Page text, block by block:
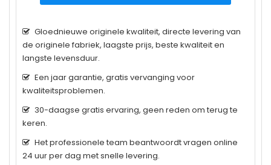
Gloednieuwe originele kwaliteit, directe levering van
de originele fabriek, laagste prijs, beste kwaliteit en
langste levensduur.
Een jaar garantie, gratis vervanging voor
kwaliteitsproblemen.
30-daagse gratis ervaring, geen reden om terug te
keren.
Het professionele team beantwoordt vragen online
24 uur per dag met snelle levering.